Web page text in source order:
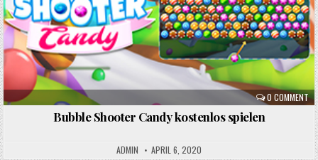
0 COMMENT
Bubble Shooter Candy kostenlos spielen
ADMIN APRIL 6, 2020